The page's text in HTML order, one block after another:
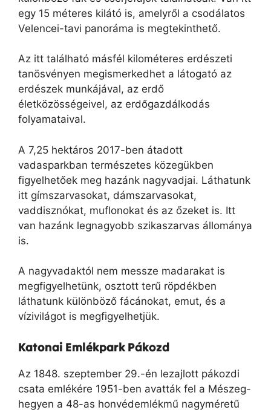
egy 15 méteres kilátó is, amelyről a csodálatos
Velencei-tavi panoráma is megtekinthető.
Az itt található másfél kilométeres erdészeti
tanösvényen megismerkedhet a látogató az
erdészek munkájával, az erdő
életközösségeivel, az erdőgazdálkodás
folyamataival.
A 7,25 hektáros 2017-ben átadott
vadasparkban természetes közegükben
figyelhetőek meg hazánk nagyvadjai. Láthatunk
itt gímszarvasokat, dámszarvasokat,
vaddisznókat, muflonokat és az őzeket is. Itt
van hazánk legnagyobb szikaszarvas állománya
is.
A nagyvadaktól nem messze madarakat is
megfigyelhetünk, osztott terű röpdékben
láthatunk különböző fácánokat, emut, és a
vízivilágot is megfigyelhetjük.
Katonai Emlékpark Pákozd
Az 1848. szeptember 29.-én lezajlott pákozdi
csata emlékére 1951-ben avatták fel a Mészeg-
hegyen a 48-as honvédemlékmű nagyméretű